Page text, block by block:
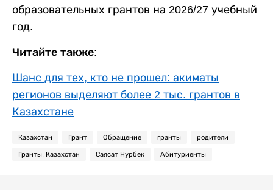
образовательных грантов на 2026/27 учебный
год.
Читайте также:
Шанс для тех, кто не прошел: акиматы
регионов выделяют более 2 тыс. грантов в
Казахстане
Казахстан Грант Обращение гранты родители
Гранты. Казахстан Саясат Нурбек Абитуриенты